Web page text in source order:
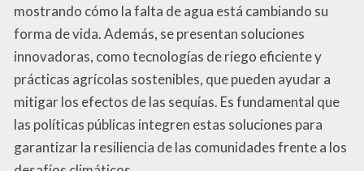
mostrando cómo la falta de agua está cambiando su
forma de vida. Además, se presentan soluciones
innovadoras, como tecnologías de riego eficiente y
prácticas agrícolas sostenibles, que pueden ayudar a
mitigar los efectos de las sequías. Es fundamental que
las políticas públicas integren estas soluciones para
garantizar la resiliencia de las comunidades frente a los